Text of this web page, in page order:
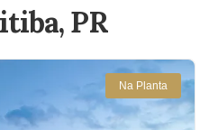
PR
Na Planta